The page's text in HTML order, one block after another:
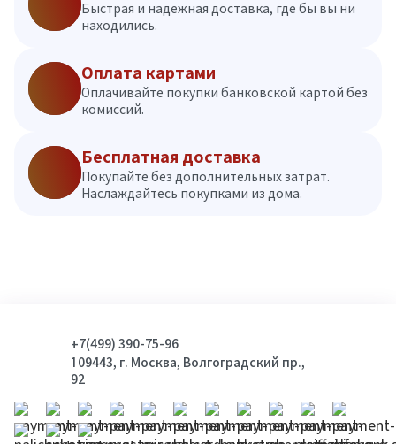
Быстрая и надежная доставка, где бы вы ни
находились.
Оплата картами
Оплачивайте покупки банковской картой без
комиссий.
Бесплатная доставка
Покупайте без дополнительных затрат.
Наслаждайтесь покупками из дома.
+7(499) 390-75-96
109443, г. Москва, Волгоградский пр.,
92